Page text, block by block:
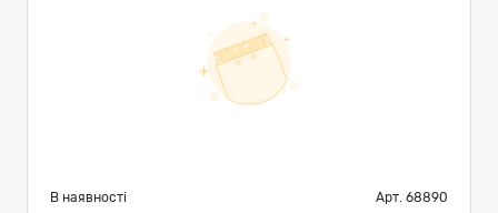
В наявності Арт. 68890